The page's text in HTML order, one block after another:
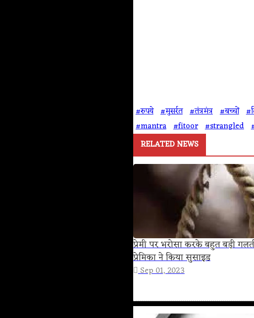
#रुपये #मुसर्रत #तंत्रमंत्र #बच्चों
#mantra #fitoor #strangled
RELATED NEWS
प्रेमी पर भरोसा करके बहुत बड़ी
प्रेमिका ने किया सुसाइड
Sep 01, 2023